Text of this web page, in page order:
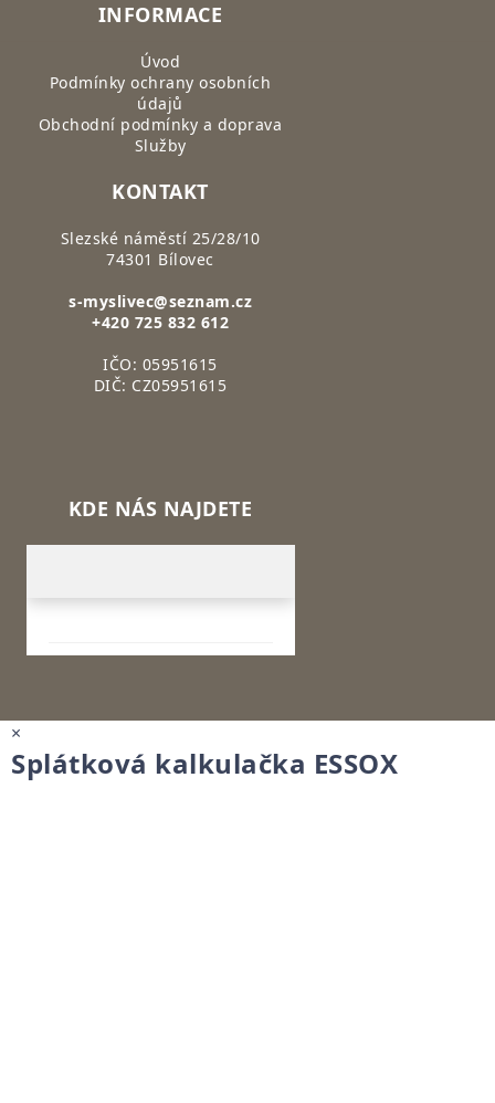
INFORMACE
Úvod
Podmínky ochrany osobních
údajů
Obchodní podmínky a doprava
Služby
KONTAKT
Slezské náměstí 25/28/10
74301 Bílovec
s-myslivec@seznam.cz
+420 725 832 612
IČO: 05951615
DIČ: CZ05951615
KDE NÁS NAJDETE
×
Splátková kalkulačka ESSOX